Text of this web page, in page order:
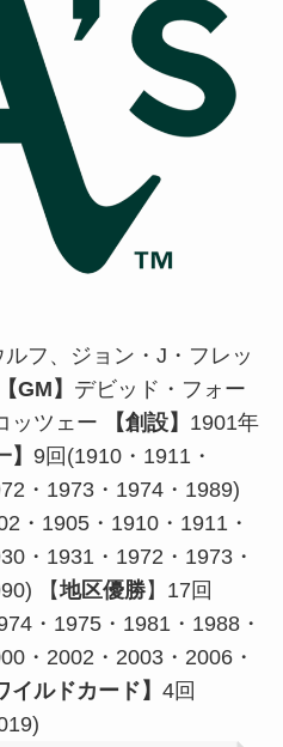
ルフ、ジョン・J・フレッ
【GM】 デビッド・フォー
ッツェー 【創設】 1901年
】 9回(1910・1911・
・1973・1974・1989)
・1905・1910・1911・
・1931・1972・1973・
【地区優勝】17回
・1975・1981・1988・
・2002・2003・2006・
イルドカード】 4回